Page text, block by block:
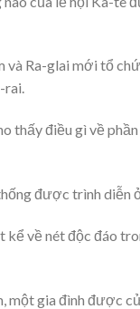
và Ra-glai mới tổ
rai.
thấy điều gì về
được trình diễn
kể về nét độc đáo
một gia đình được